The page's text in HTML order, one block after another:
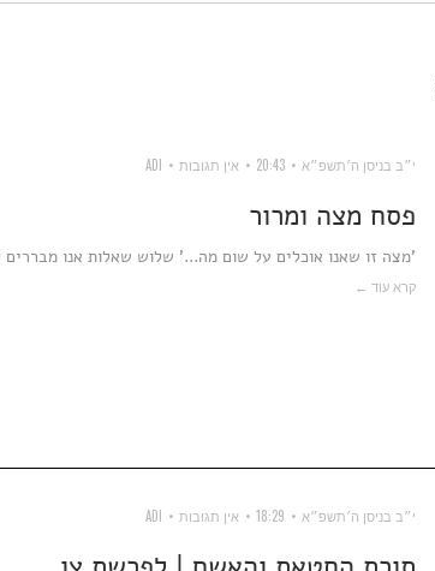
י״ב בניסן ה׳תשפ״א 20:43 אין תגובות ADI
פסח מצה ומרור
'מצה זו שאנו אוכלים על שום מה...' שלוש שאלות אנו
קרא עוד ←
י״ב בניסן ה׳תשפ״א 18:29 אין תגובות ADI